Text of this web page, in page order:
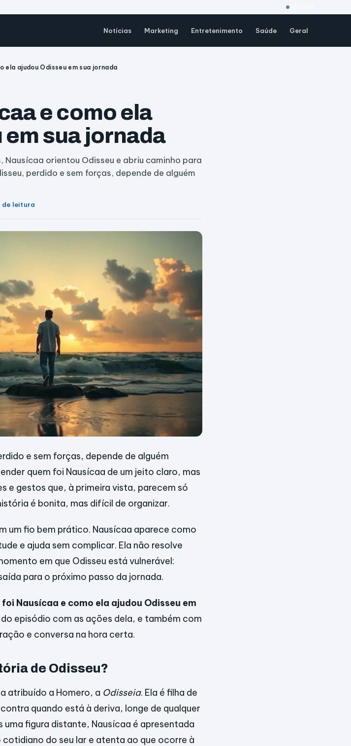
Notícias Marketing Entretenimento Saúde Geral
ela ajudou Odisseu em sua jornada
e como ela
sua jornada
orientou Odisseu e abriu caminho para
perdido e sem forças, depende de alguém
de leitura
e sem forças, depende de alguém
quem foi Nausícaa de um jeito claro, mas
e gestos que, à primeira vista, parecem só
é bonita, mas difícil de organizar.
um fio bem prático. Nausícaa aparece como
e ajuda sem complicar. Ela não resolve
em que Odisseu está vulnerável:
para o próximo passo da jornada.
foi Nausícaa e como ela ajudou Odisseu em
episódio com as ações dela, e também com
e conversa na hora certa.
de Odisseu?
atribuído a Homero, a Odisseia. Ela é filha de
quando está à deriva, longe de qualquer
uma figura distante, Nausícaa é apresentada
do seu lar e atenta ao que ocorre à